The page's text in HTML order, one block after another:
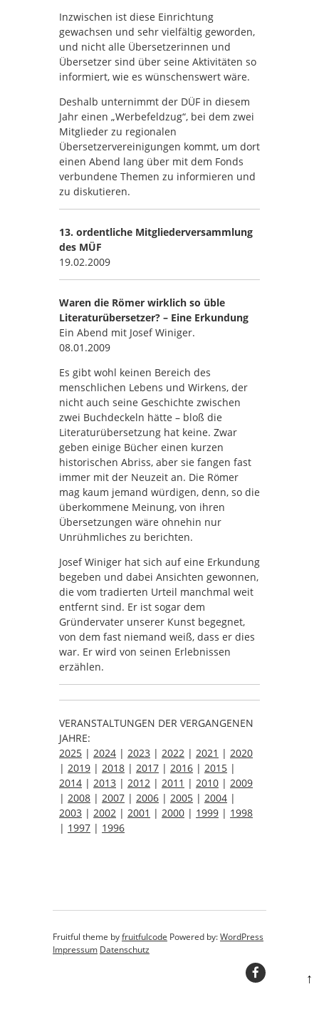
Inzwischen ist diese Einrichtung
gewachsen und sehr vielfältig geworden,
und nicht alle Übersetzerinnen und
Übersetzer sind über seine Aktivitäten so
informiert, wie es wünschenswert wäre.
Deshalb unternimmt der DÜF in diesem
Jahr einen „Werbefeldzug“, bei dem zwei
Mitglieder zu regionalen
Übersetzervereinigungen kommt, um dort
einen Abend lang über mit dem Fonds
verbundene Themen zu informieren und
zu diskutieren.
13. ordentliche Mitgliederversammlung
des MÜF
19.02.2009
Waren die Römer wirklich so üble
Literaturübersetzer? – Eine Erkundung
Ein Abend mit Josef Winiger.
08.01.2009
Es gibt wohl keinen Bereich des
menschlichen Lebens und Wirkens, der
nicht auch seine Geschichte zwischen
zwei Buchdeckeln hätte – bloß die
Literaturübersetzung hat keine. Zwar
geben einige Bücher einen kurzen
historischen Abriss, aber sie fangen fast
immer mit der Neuzeit an. Die Römer
mag kaum jemand würdigen, denn, so die
überkommene Meinung, von ihren
Übersetzungen wäre ohnehin nur
Unrühmliches zu berichten.
Josef Winiger hat sich auf eine Erkundung
begeben und dabei Ansichten gewonnen,
die vom tradierten Urteil manchmal weit
entfernt sind. Er ist sogar dem
Gründervater unserer Kunst begegnet,
von dem fast niemand weiß, dass er dies
war. Er wird von seinen Erlebnissen
erzählen.
VERANSTALTUNGEN DER VERGANGENEN
JAHRE:
2025 | 2024 | 2023 | 2022 | 2021 | 2020
| 2019 | 2018 | 2017 | 2016 | 2015 |
2014 | 2013 | 2012 | 2011 | 2010 | 2009
| 2008 | 2007 | 2006 | 2005 | 2004 |
2003 | 2002 | 2001 | 2000 | 1999 | 1998
| 1997 | 1996
Fruitful theme byfruitfulcode Powered by:WordPress
Impressum Datenschutz
↑